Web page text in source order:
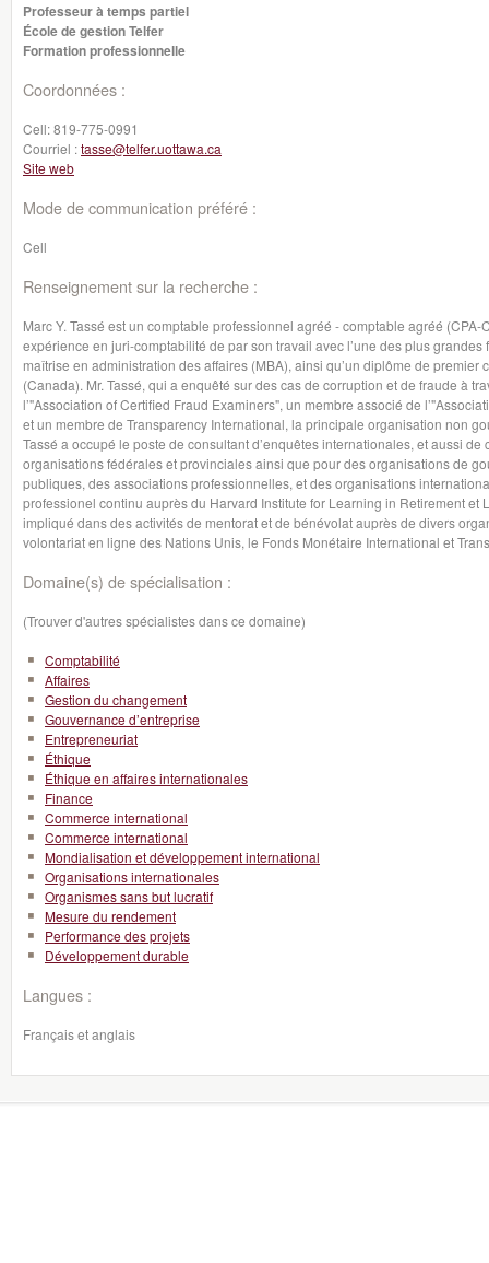
Professeur à temps partiel
École de gestion Telfer
Formation professionnelle
Coordonnées :
Cell:819-775-0991
Courriel :tasse@telfer.uottawa.ca
Site web
Mode de communication préféré :
Cell
Renseignement sur la recherche :
Marc Y. Tassé est un comptable professionnel agréé - comptable agréé
expérience en juri-comptabilité de par son travail avec l’une des plus
maîtrise en administration des affaires (MBA), ainsi qu’un diplôme de premier
(Canada). Mr. Tassé, qui a enquêté sur des cas de corruption et de fraude à
l’"Association of Certified Fraud Examiners", un membre associé de
et un membre de Transparency International, la principale organisation non
Tassé a occupé le poste de consultant d’enquêtes internationales, et aussi
organisations fédérales et provinciales ainsi que pour des organisations de
publiques, des associations professionnelles, et des organisations
professionel continu auprès du Harvard Institute for Learning in Retirement et
impliqué dans des activités de mentorat et de bénévolat auprès de divers
volontariat en ligne des Nations Unis, le Fonds Monétaire International et
Domaine(s) de spécialisation :
(Trouver d'autres spécialistes dans ce domaine)
Comptabilité
Affaires
Gestion du changement
Gouvernance d’entreprise
Entrepreneuriat
Éthique
Éthique en affaires internationales
Finance
Commerce international
Commerce international
Mondialisation et développement international
Organisations internationales
Organismes sans but lucratif
Mesure du rendement
Performance des projets
Développement durable
Langues :
Français et anglais